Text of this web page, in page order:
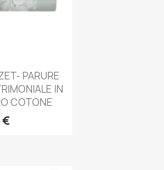
PARURE
IN
COTONE
€